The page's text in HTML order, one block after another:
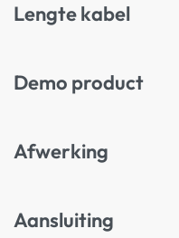
Lengte kabel
Demo product
Afwerking
Aansluiting